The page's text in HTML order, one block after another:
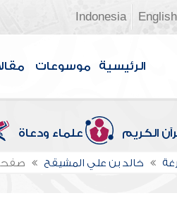
English
Indonesia
الرئيسية موسوعات
الكريم علماء ودعاة
خالد بن علي المشيقح